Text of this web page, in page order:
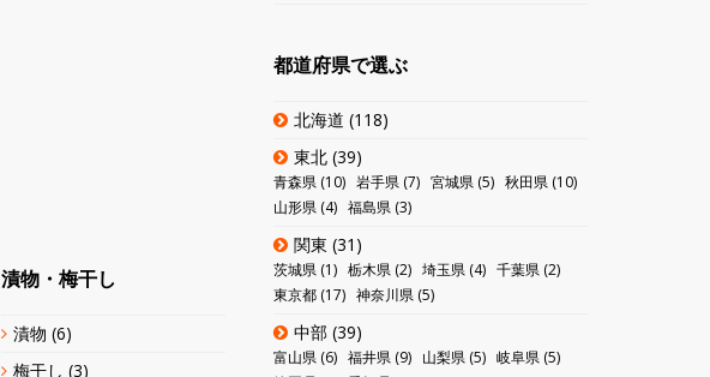
漬物・梅干し
漬物 (6)
梅干し (3)
都道府県で選ぶ
北海道 (118)
東北(39)
青森県(10) 岩手県(7) 宮城県(5) 秋田県(10)
山形県(4) 福島県(3)
関東 (31)
茨城県(1) 栃木県(2) 埼玉県(4) 千葉県(2)
東京都(17) 神奈川県(5)
中部(39)
富山県(6) 福井県(9) 山梨県(5) 岐阜県(5)